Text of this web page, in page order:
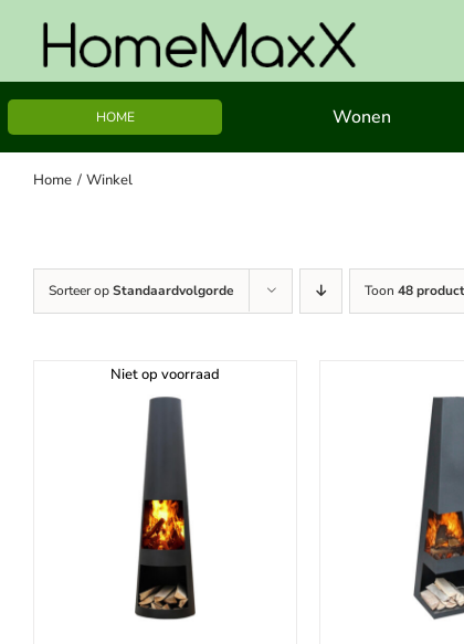
HOME Wonen
Home Winkel
Sorteer opStandaardvolgorde Toon 48
Niet op voorraad